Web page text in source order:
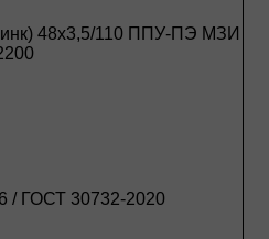
48х3,5/110 ППУ-ПЭ МЗИ
/ ГОСТ 30732-2020